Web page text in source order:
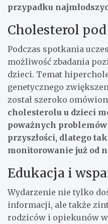
przypadku
Cholesterol
Podczas spotkania
możliwość zbadania
dzieci. Temat
genetycznego
został szeroko
cholesterolu u dzieci
poważnych
przyszłości, dlatego
monitorowanie już od
Edukacja i
Wydarzenie nie tylko
informacji, ale także
rodziców i opiekunów